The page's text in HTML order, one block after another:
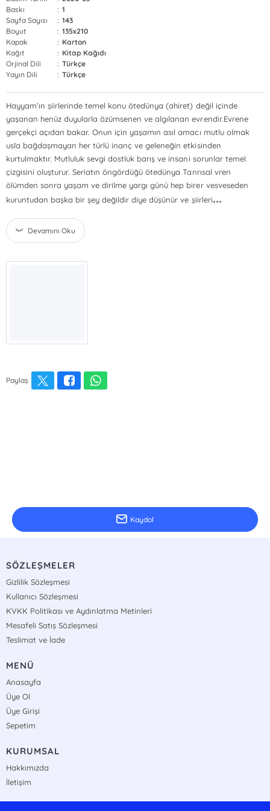
Baskı
: 1
Sayfa Sayısı
: 143
Boyut
: 135x210
Kapak
: Karton
Kağıt
: Kitap Kağıdı
Orjinal Dili
: Türkçe
Yayın Dili
: Türkçe
Hayyam’ın şiirlerinde temel konu ötedünya (ahiret) değil içinde
yaşanan henüz duyularla özümsenen ve algılanan evrendir.Evrene
gerçekçi açıdan bakar. Onun için yaşamın asıl amacı mutlu olmak
usla bağdaşmayan her türlü inanç ve geleneğin etkisinden
kurtulmaktır. Mutluluk sevgi dostluk barış ve insani sorunlar temel
çizgisini oluşturur. Seriatın öngördüğü ötedünya Tanrısal vren
ölümden sonra yaşam ve dirilme yargı günü hep birer vesveseden
kuruntudan başka bir şey değildir diye düşünür ve şiirleri...
Devamını Oku
Paylaş
Kaydol
SÖZLEŞMELER
Gizlilik Sözleşmesi
Kullanıcı Sözleşmesi
KVKK Politikası ve Aydınlatma Metinleri
Mesafeli Satış Sözleşmesi
Teslimat ve İade
MENÜ
Anasayfa
Üye Ol
Üye Girişi
Sepetim
KURUMSAL
Hakkımızda
İletişim